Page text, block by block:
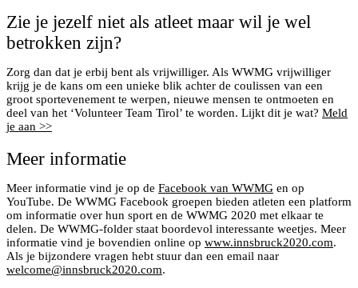
Zie je jezelf niet als atleet maar wil je wel
betrokken zijn?
Zorg dan dat je erbij bent als vrijwilliger. Als WWMG vrijwilliger
krijg je de kans om een unieke blik achter de coulissen van een
groot sportevenement te werpen, nieuwe mensen te ontmoeten en
deel van het ‘Volunteer Team Tirol’ te worden. Lijkt dit je wat? Meld
je aan >>
Meer informatie
Meer informatie vind je op de Facebook van WWMG en op
YouTube. De WWMG Facebook groepen bieden atleten een platform
om informatie over hun sport en de WWMG 2020 met elkaar te
delen. De WWMG-folder staat boordevol interessante weetjes. Meer
informatie vind je bovendien online op www.innsbruck2020.com.
Als je bijzondere vragen hebt stuur dan een email naar
welcome@innsbruck2020.com.